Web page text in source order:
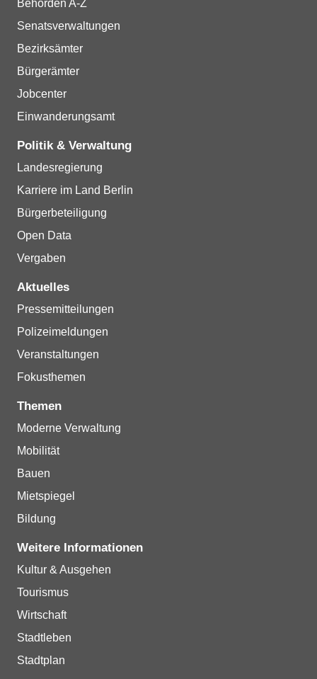
Behörden A-Z
Senatsverwaltungen
Bezirksämter
Bürgerämter
Jobcenter
Einwanderungsamt
Politik & Verwaltung
Landesregierung
Karriere im Land Berlin
Bürgerbeteiligung
Open Data
Vergaben
Aktuelles
Pressemitteilungen
Polizeimeldungen
Veranstaltungen
Fokusthemen
Themen
Moderne Verwaltung
Mobilität
Bauen
Mietspiegel
Bildung
Weitere Informationen
Kultur & Ausgehen
Tourismus
Wirtschaft
Stadtleben
Stadtplan